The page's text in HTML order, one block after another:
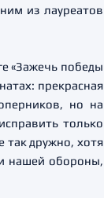
из лауреатов
«Зажечь победы
прекрасная
но на
только
так дружно, хотя
нашей обороны,